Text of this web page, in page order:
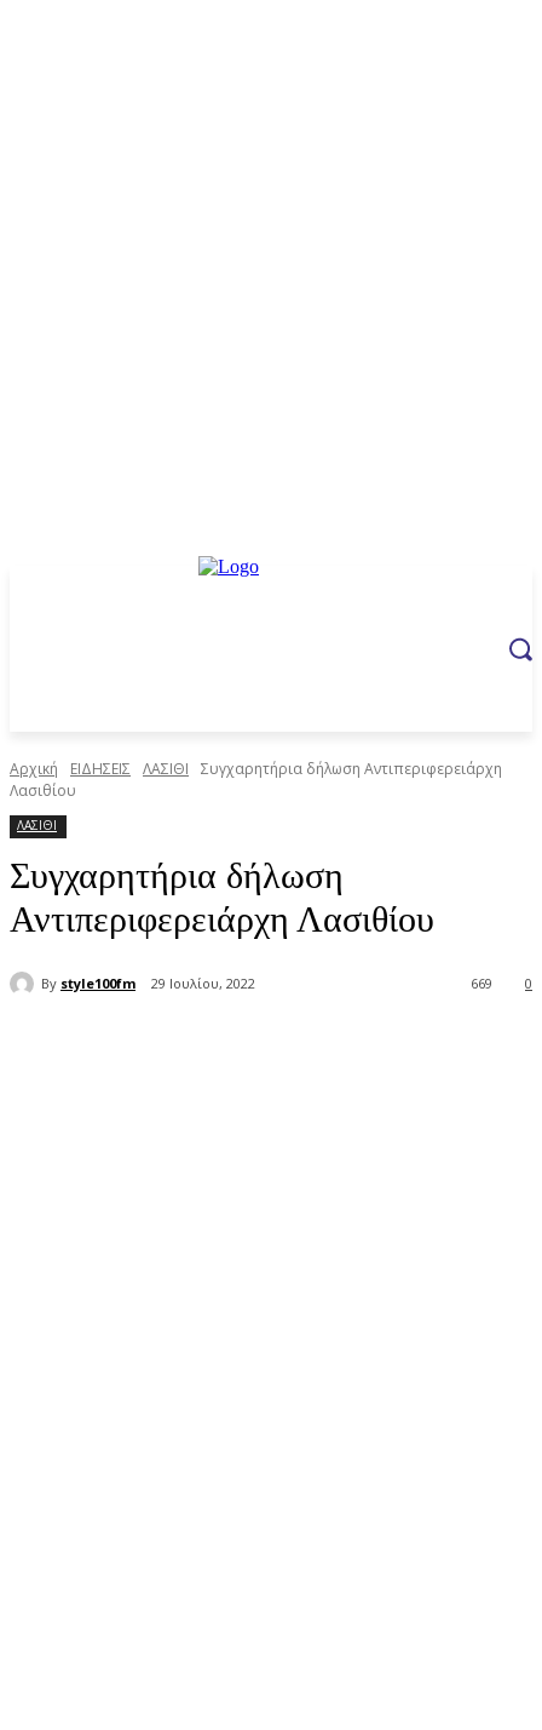
Αρχική ΕΙΔΗΣΕΙΣ ΛΑΣΙΘΙ
Συγχαρητήρια δήλωση Αντιπεριφερειάρχη
Λασιθίου
ΛΑΣΙΘΙ
Συγχαρητήρια δήλωση
Αντιπεριφερειάρχη Λασιθίου
By style100fm 29 Ιουλίου, 2022 0
669